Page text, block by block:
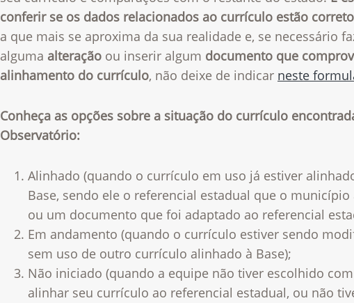
conferir se os dados relacionados ao currículo estão
a que mais se aproxima da sua realidade e, se necessário
alguma alteração ou inserir algum documento que
alinhamento do currículo, não deixe de indicar neste
Conheça as opções sobre a situação do currículo
Observatório:
Alinhado (quando o currículo em uso já estiver
Base, sendo ele o referencial estadual que o
ou um documento que foi adaptado ao referencial
Em andamento (quando o currículo estiver sendo
sem uso de outro currículo alinhado à Base);
Não iniciado (quando a equipe não tiver escolhido
alinhar seu currículo ao referencial estadual, ou não